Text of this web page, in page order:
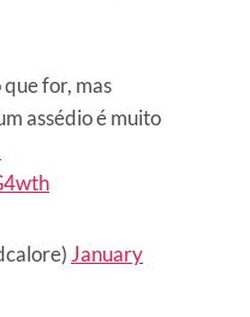
for, mas
assédio é muito
January